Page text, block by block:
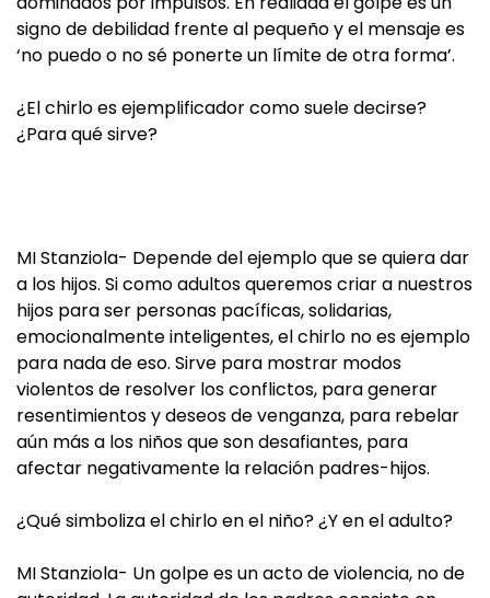
signo de debilidad frente al pequeño y el mensaje es
‘no puedo o no sé ponerte un límite de otra forma’.
¿El chirlo es ejemplificador como suele decirse?
¿Para qué sirve?
MI Stanziola- Depende del ejemplo que se quiera dar
a los hijos. Si como adultos queremos criar a nuestros
hijos para ser personas pacíficas, solidarias,
emocionalmente inteligentes, el chirlo no es ejemplo
para nada de eso. Sirve para mostrar modos
violentos de resolver los conflictos, para generar
resentimientos y deseos de venganza, para rebelar
aún más a los niños que son desafiantes, para
afectar negativamente la relación padres-hijos.
¿Qué simboliza el chirlo en el niño? ¿Y en el adulto?
MI Stanziola- Un golpe es un acto de violencia, no de